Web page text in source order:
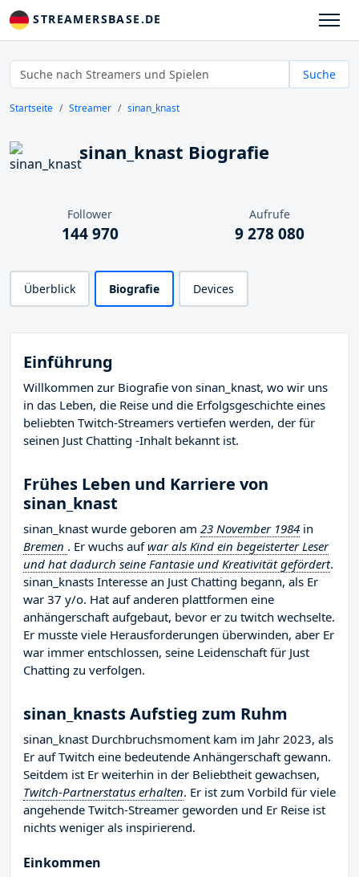
STREAMERSBASE.DE
Suche
Startseite Streamer sinan_knast
sinan_knast Biografie
Follower
144 970
Aufrufe
9 278 080
Überblick Biografie Devices
Einführung
Willkommen zur Biografie von sinan_knast, wo wir uns
in das Leben, die Reise und die Erfolgsgeschichte eines
beliebten Twitch-Streamers vertiefen werden, der für
seinen Just Chatting -Inhalt bekannt ist.
Frühes Leben und Karriere von
sinan_knast
sinan_knast wurde geboren am 23 November 1984 in
Bremen . Er wuchs aufwar als Kind ein begeisterter Leser
und hat dadurch seine Fantasie und Kreativität gefördert.
sinan_knasts Interesse an Just Chatting begann, als Er
war 37 y/o. Hat auf anderen plattformen eine
anhängerschaft aufgebaut, bevor er zu twitch wechselte.
Er musste viele Herausforderungen überwinden, aber Er
war immer entschlossen, seine Leidenschaft für Just
Chatting zu verfolgen.
sinan_knasts Aufstieg zum Ruhm
sinan_knast Durchbruchsmoment kam im Jahr 2023, als
Er auf Twitch eine bedeutende Anhängerschaft gewann.
Seitdem ist Er weiterhin in der Beliebtheit gewachsen,
Twitch-Partnerstatus erhalten. Er ist zum Vorbild für viele
angehende Twitch-Streamer geworden und Er Reise ist
nichts weniger als inspirierend.
Einkommen